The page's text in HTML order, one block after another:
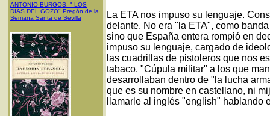
ANTONIO BURGOS: " LOS
DÍAS DEL GOZO" Pregón de la
Semana Santa de Sevilla
La ETA nos impuso su lenguaje.
delante. No era "la ETA", como
sino que España entera rompió en
impuso su lenguaje, cargado de
las cuadrillas de pistoleros que nos
tabaco. "Cúpula militar" a los que
desarrollaban dentro de "la lucha
que es su nombre en castellano, ni
llamarle al inglés "english" hablando